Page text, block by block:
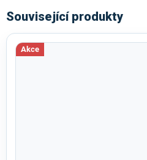
Související produkty
Akce